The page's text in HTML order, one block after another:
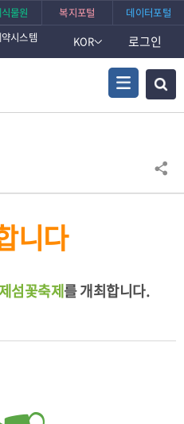
물원 복지포털
데이터포털
시스템 KOR 로그인
니다
섬꽃축제를 개최합니다.